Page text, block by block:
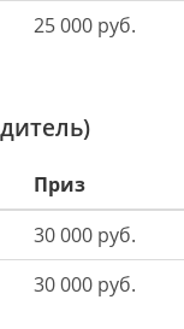
25 000 руб.
Приз
30 000 руб.
30 000 руб.